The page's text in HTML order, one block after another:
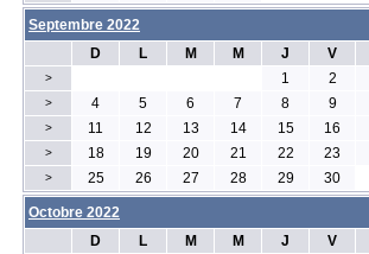
Septembre 2022
D
L M M J V
> 1 2
> 4 5 6 7 8 9
> 11 12 13 14 15 16
> 18 19 20 21 22 23
> 25 26 27 28 29 30
Octobre 2022
D
L M M J V